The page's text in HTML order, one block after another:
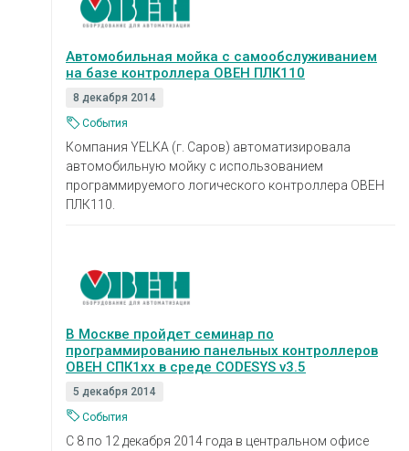
Автомобильная мойка с самообслуживанием
на базе контроллера ОВЕН ПЛК110
8 декабря 2014
События
Компания YELKA (г. Саров) автоматизировала
автомобильную мойку с использованием
программируемого логического контроллера ОВЕН
ПЛК110.
В Москве пройдет семинар по
программированию панельных контроллеров
ОВЕН СПК1хх в среде CODESYS v3.5
5 декабря 2014
События
С 8 по 12 декабря 2014 года в центральном офисе